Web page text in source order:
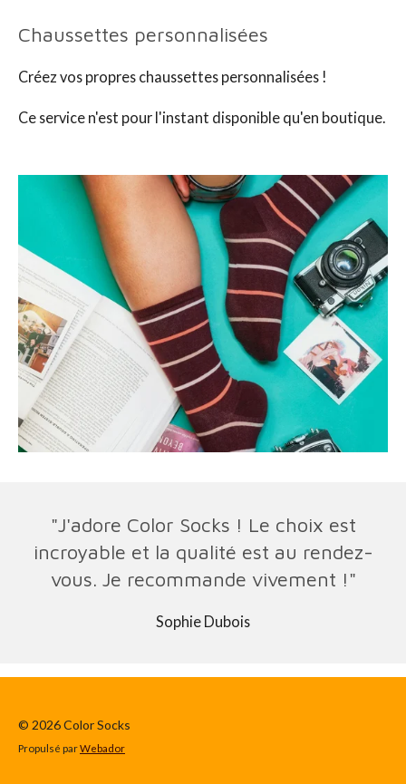
Chaussettes personnalisées
Créez vos propres chaussettes personnalisées !
Ce service n'est pour l'instant disponible qu'en boutique.
"J'adore Color Socks ! Le choix est
incroyable et la qualité est au rendez-
vous. Je recommande vivement !"
Sophie Dubois
© 2026 Color Socks
Propulsé parWebador